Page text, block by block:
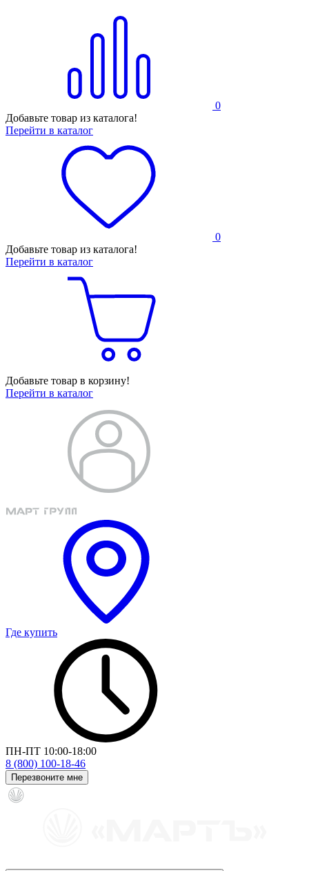
0
Добавьте товар из каталога!
Перейти в каталог
0
Добавьте товар из каталога!
Перейти в каталог
Добавьте товар в корзину!
Перейти в каталог
Где купить
ПН-ПТ 10:00-18:00
8 (800) 100-18-46
Перезвоните мне